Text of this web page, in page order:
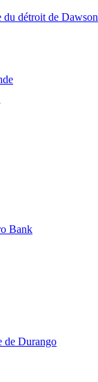
du détroit de Dawson
Bank
de Durango